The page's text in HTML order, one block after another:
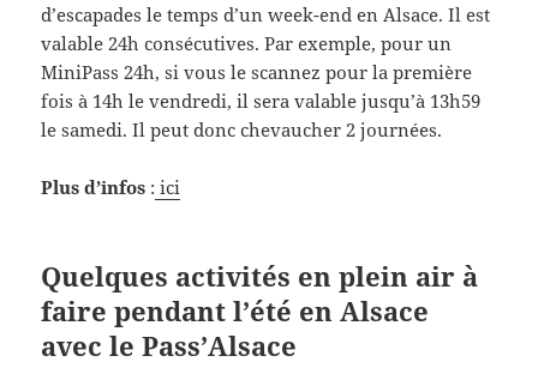
d’escapades le temps d’un week-end en Alsace. Il est
valable 24h consécutives. Par exemple, pour un
MiniPass 24h, si vous le scannez pour la première
fois à 14h le vendredi, il sera valable jusqu’à 13h59
le samedi. Il peut donc chevaucher 2 journées.
Plus d’infos : ici
Quelques activités en plein air à
faire pendant l’été en Alsace
avec le Pass’Alsace